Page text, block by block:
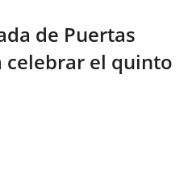
de Puertas
celebrar el quinto